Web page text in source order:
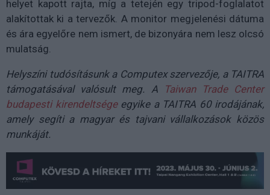
helyet kapott rajta, míg a tetején egy tripod-foglalatot
alakítottak ki a tervezők. A monitor megjelenési dátuma
és ára egyelőre nem ismert, de bizonyára nem lesz olcsó
mulatság.
Helyszíni tudósításunk a Computex szervezője, a TAITRA
támogatásával valósult meg. A
Taiwan Trade Center
budapesti kirendeltségeegyike a TAITRA 60 irodájának,
amely segíti a magyar és tajvani vállalkozások közös
munkáját.